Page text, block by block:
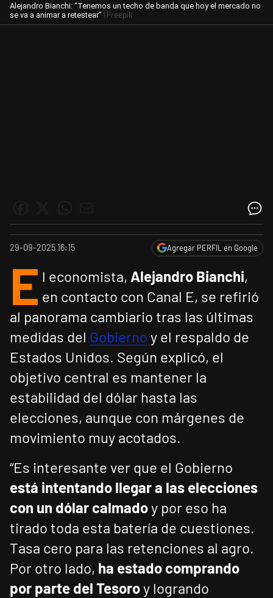
Alejandro Bianchi: “Tenemos un techo de banda que hoy el mercado no
se va a animar a retestear” | Freepik
29-09-2025 16:15 Agregar PERFIL en Google
E l economista, Alejandro Bianchi,
en contacto con Canal E, se refirió
al panorama cambiario tras las últimas
medidas del Gobierno y el respaldo de
Estados Unidos. Según explicó, el
objetivo central es mantener la
estabilidad del dólar hasta las
elecciones, aunque con márgenes de
movimiento muy acotados.
“Es interesante ver que el Gobierno
está intentando llegar a las elecciones
con un dólar calmadoy por eso ha
tirado toda esta batería de cuestiones.
Tasa cero para las retenciones al agro.
Por otro lado, ha estado comprando
por parte del Tesoroy logrando